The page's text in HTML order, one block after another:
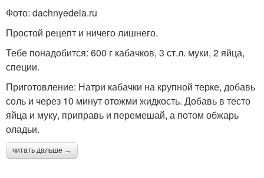
Фото: dachnyedela.ru
Простой рецепт и ничего лишнего.
Тебе понадобится: 600 г кабачков, 3 ст.л. муки, 2 яйца,
специи.
Приготовление: Натри кабачки на крупной терке, добавь
соль и через 10 минут отожми жидкость. Добавь в тесто
яйца и муку, приправь и перемешай, а потом обжарь
оладьи.
читать дальше →